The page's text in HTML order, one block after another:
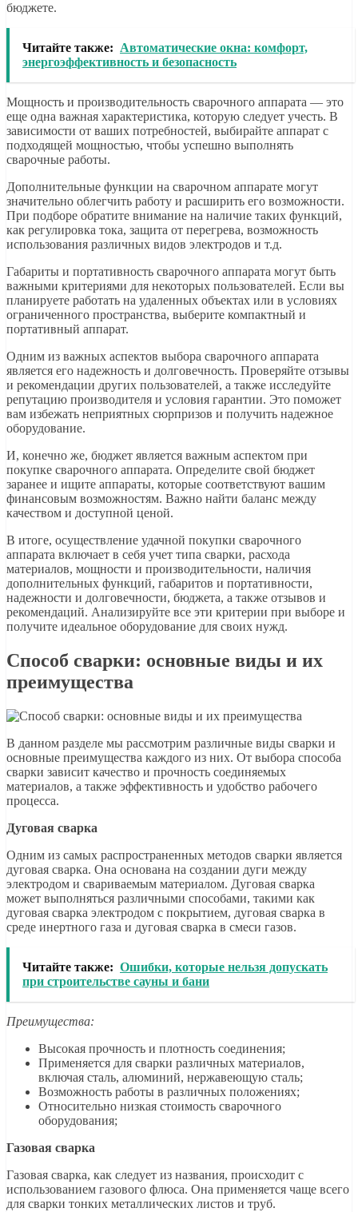
бюджете.
Читайте также: Автоматические окна: комфорт,
энергоэффективность и безопасность
Мощность и производительность сварочного аппарата — это
еще одна важная характеристика, которую следует учесть. В
зависимости от ваших потребностей, выбирайте аппарат с
подходящей мощностью, чтобы успешно выполнять
сварочные работы.
Дополнительные функции на сварочном аппарате могут
значительно облегчить работу и расширить его возможности.
При подборе обратите внимание на наличие таких функций,
как регулировка тока, защита от перегрева, возможность
использования различных видов электродов и т.д.
Габариты и портативность сварочного аппарата могут быть
важными критериями для некоторых пользователей. Если вы
планируете работать на удаленных объектах или в условиях
ограниченного пространства, выберите компактный и
портативный аппарат.
Одним из важных аспектов выбора сварочного аппарата
является его надежность и долговечность. Проверяйте отзывы
и рекомендации других пользователей, а также исследуйте
репутацию производителя и условия гарантии. Это поможет
вам избежать неприятных сюрпризов и получить надежное
оборудование.
И, конечно же, бюджет является важным аспектом при
покупке сварочного аппарата. Определите свой бюджет
заранее и ищите аппараты, которые соответствуют вашим
финансовым возможностям. Важно найти баланс между
качеством и доступной ценой.
В итоге, осуществление удачной покупки сварочного
аппарата включает в себя учет типа сварки, расхода
материалов, мощности и производительности, наличия
дополнительных функций, габаритов и портативности,
надежности и долговечности, бюджета, а также отзывов и
рекомендаций. Анализируйте все эти критерии при выборе и
получите идеальное оборудование для своих нужд.
Способ сварки: основные виды и их
преимущества
В данном разделе мы рассмотрим различные виды сварки и
основные преимущества каждого из них. От выбора способа
сварки зависит качество и прочность соединяемых
материалов, а также эффективность и удобство рабочего
процесса.
Дуговая сварка
Одним из самых распространенных методов сварки является
дуговая сварка. Она основана на создании дуги между
электродом и свариваемым материалом. Дуговая сварка
может выполняться различными способами, такими как
дуговая сварка электродом с покрытием, дуговая сварка в
среде инертного газа и дуговая сварка в смеси газов.
Читайте также: Ошибки, которые нельзя допускать
при строительстве сауны и бани
Преимущества:
Высокая прочность и плотность соединения;
Применяется для сварки различных материалов,
включая сталь, алюминий, нержавеющую сталь;
Возможность работы в различных положениях;
Относительно низкая стоимость сварочного
оборудования;
Газовая сварка
Газовая сварка, как следует из названия, происходит с
использованием газового флюса. Она применяется чаще всего
для сварки тонких металлических листов и труб.